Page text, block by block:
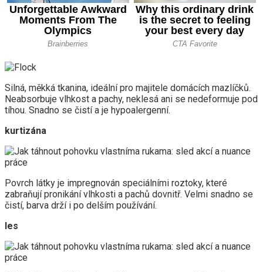
Silná, měkká tkanina, ideální pro majitele domácích mazlíčků.
Neabsorbuje vlhkost a pachy, neklesá ani se nedeformuje pod
tíhou. Snadno se čistí a je hypoalergenní.
kurtizána
Povrch látky je impregnován speciálními roztoky, které
zabraňují pronikání vlhkosti a pachů dovnitř. Velmi snadno se
čistí, barva drží i po delším používání.
les